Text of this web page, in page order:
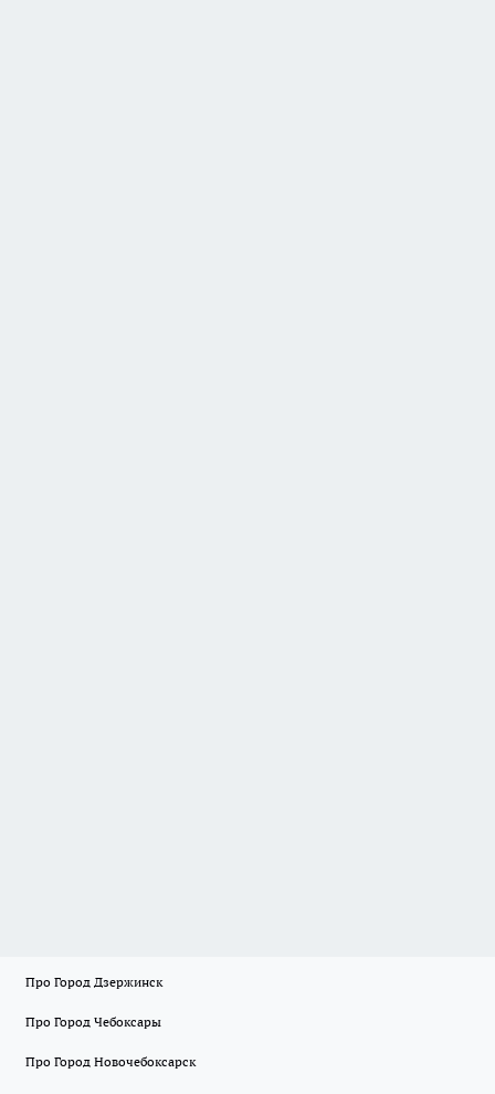
Про Город Дзержинск
Про Город Чебоксары
Про Город Новочебоксарск